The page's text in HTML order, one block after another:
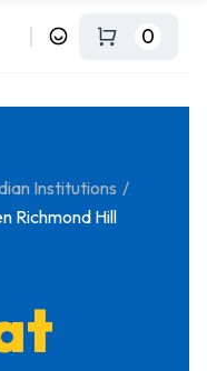
0
Institutions
Richmond Hill